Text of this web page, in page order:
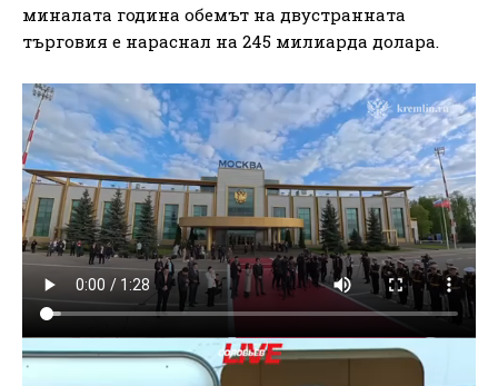
миналата година обемът на двустранната
търговия е нараснал на 245 милиарда долара.